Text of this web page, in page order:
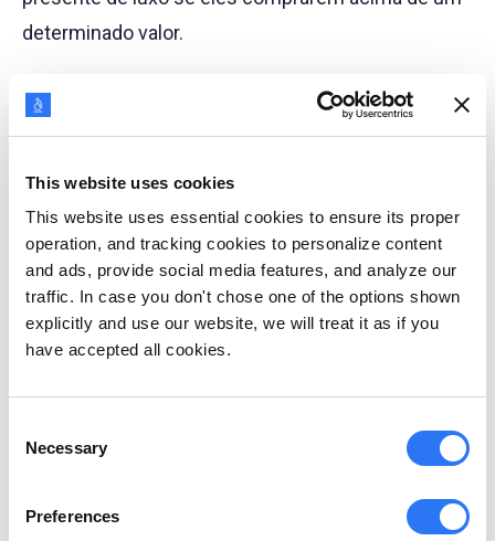
This website uses cookies
This website uses essential cookies to ensure its proper
operation, and tracking cookies to personalize content
and ads, provide social media features, and analyze our
traffic. In case you don't chose one of the options shown
explicitly and use our website, we will treat it as if you
have accepted all cookies.
Selection
Necessary
Preferences
determinado valor.
Compradores recorrentes
regularmente, mas se você é um varejista online
vendendo produtos como cosméticos ou roupas,
você pode fazer com que eles peçam
regularmente. A persona do comprador recorrente
é alguém que você precisa considerar porque eles
têm alta probabilidade de ser uma fonte constante
de receita. Para compradores recorrentes, envie
um e-mail sempre que houver uma promoção em
andamento. Facilite a compra para eles mantendo o
mínimo possível de atritos. Garanta que você